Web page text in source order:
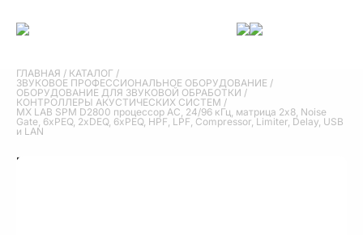
ГЛАВНАЯ / КАТАЛОГ /
ЗВУКОВОЕ ПРОФЕССИОНАЛЬНОЕ ОБОРУДОВАНИЕ /
ОБОРУДОВАНИЕ ДЛЯ ЗВУКОВОЙ ОБРАБОТКИ /
КОНТРОЛЛЕРЫ АКУСТИЧЕСКИХ СИСТЕМ /
MX LAB SPM D2800 процессор АС, 24/96 кГц, матрица 2х8, Noise
Gate, 6хPEQ, 2xDEQ, 6xPEQ, HPF, LPF, Compressor, Limiter, Delay, USB
и LAN
MX LAB SPM D2800 процессор АС, 24/96